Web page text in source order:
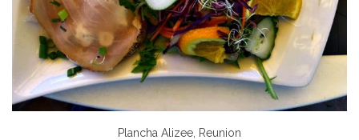
Plancha Alizee, Reunion